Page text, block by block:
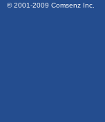
© 2001-2009 Comsenz Inc.